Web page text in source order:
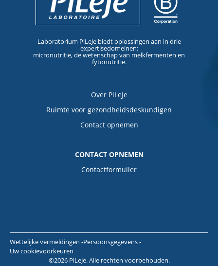
Laboratorium PiLeJe biedt oplossingen aan in drie
expertisedomeinen:
micronutritie, de wetenschap van melkfermenten en
fytonutritie.
Over PiLeJe
Ruimte voor gezondheidsdeskundigen
Contact opnemen
CONTACT OPNEMEN
Contactformulier
Wettelijke vermeldingen Persoonsgegevens
Uw cookievoorkeuren
©2026 PiLeJe. Alle rechten voorbehouden.